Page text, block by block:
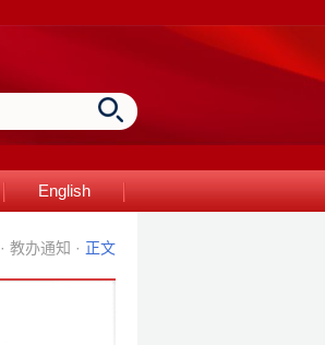
English
· 教办通知 · 正文